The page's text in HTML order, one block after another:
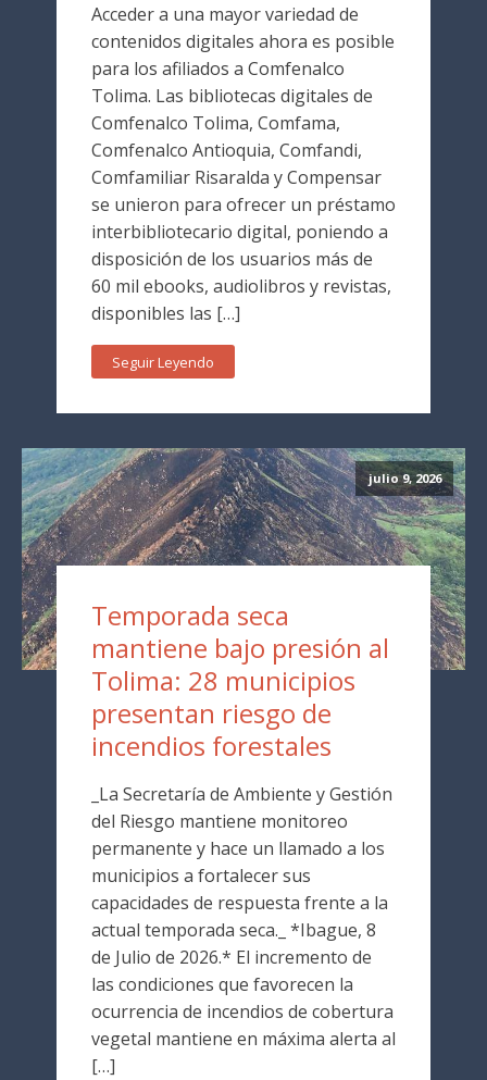
Acceder a una mayor variedad de
contenidos digitales ahora es posible
para los afiliados a Comfenalco
Tolima. Las bibliotecas digitales de
Comfenalco Tolima, Comfama,
Comfenalco Antioquia, Comfandi,
Comfamiliar Risaralda y Compensar
se unieron para ofrecer un préstamo
interbibliotecario digital, poniendo a
disposición de los usuarios más de
60 mil ebooks, audiolibros y revistas,
disponibles las […]
Seguir Leyendo
julio 9, 2026
Temporada seca
mantiene bajo presión al
Tolima: 28 municipios
presentan riesgo de
incendios forestales
_La Secretaría de Ambiente y Gestión
del Riesgo mantiene monitoreo
permanente y hace un llamado a los
municipios a fortalecer sus
capacidades de respuesta frente a la
actual temporada seca._ *Ibague, 8
de Julio de 2026.* El incremento de
las condiciones que favorecen la
ocurrencia de incendios de cobertura
vegetal mantiene en máxima alerta al
[…]